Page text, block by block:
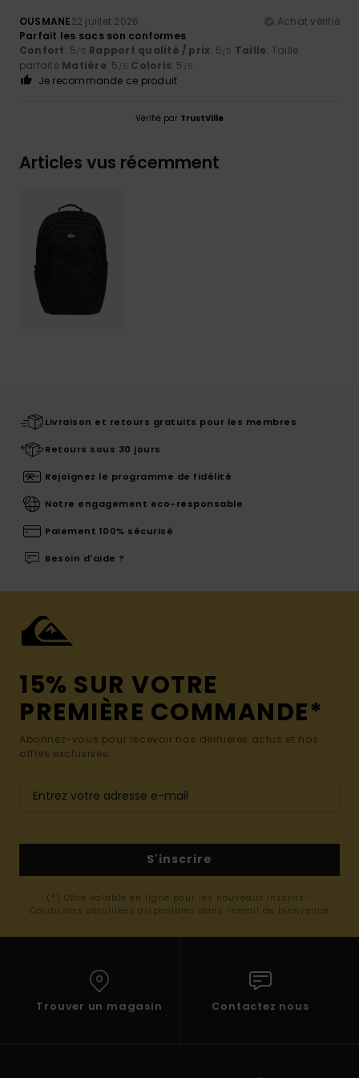
OUSMANE22 juillet 2026
Achat vérifié
Parfait les sacs son conformes
Confort: 5/5 Rapport qualité / prix: 5/5 Taille: Taille
parfaite Matière: 5 /5 Coloris: 5 /5
Je recommande ce produit
Vérifié par TrustVille
Articles vus récemment
Livraison et retours gratuits pour les membres
Retours sous 30 jours
Rejoignez le programme de fidélité
Notre engagement eco-responsable
Paiement 100% sécurisé
Besoin d'aide ?
15% SUR VOTRE
PREMIÈRE COMMANDE*
Abonnez-vous pour recevoir nos dernières actus et nos
offres exclusives.
S'inscrire
(*) Offre valable en ligne pour les nouveaux inscrits -
Conditions détaillées disponibles dans l'email de bienvenue
Trouver un magasin Contactez nous